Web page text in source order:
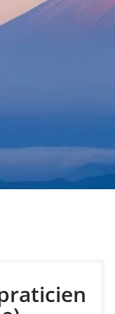
favoriser le
votre bien-être